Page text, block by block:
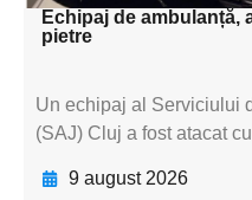
Echipaj de ambulanță,
pietre
Un echipaj al Serviciului
(SAJ) Cluj a fost atacat
9 august 2026